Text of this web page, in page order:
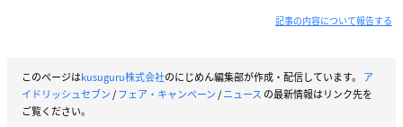
記事の内容について報告する
このページはkusuguru株式会社のにじめん編集部が作成・配信しています。 ア
イドリッシュセブン/フェア・キャンペーン/ニュース の最新情報はリンク先を
ご覧ください。